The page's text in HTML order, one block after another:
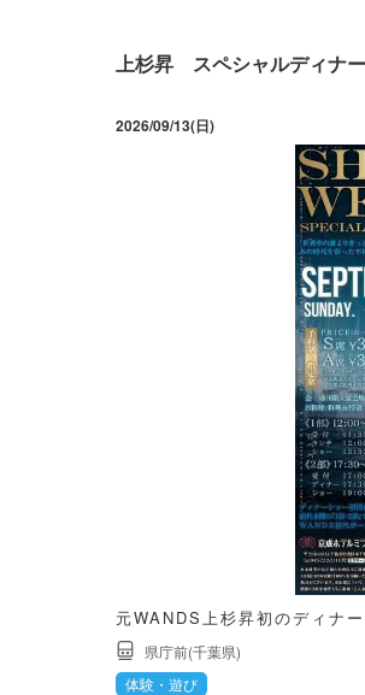
上杉昇 スペシャルディナ
2026/09/13(日)
元WANDS上杉昇初のディナ
県庁前(千葉県)
体験・遊び